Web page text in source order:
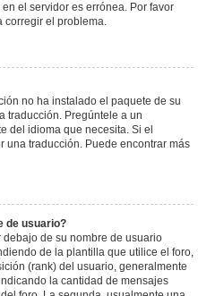
el servidor es errónea. Por favor
corregir el problema.
no ha instalado el paquete de su
traducción. Pregúntele a un
del idioma que necesita. Si el
una traducción. Puede encontrar más
de usuario?
de su nombre de usuario
de la plantilla que utilice el foro,
(rank) del usuario, generalmente
la cantidad de mensajes